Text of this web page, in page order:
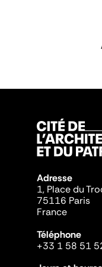
Adresse
1, Place du
75116 Paris
France
Téléphone
+33 1 58 51